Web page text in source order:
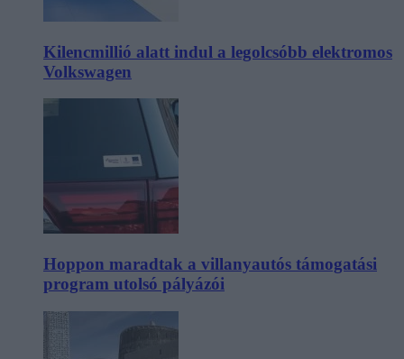
Kilencmillió alatt indul a legolcsóbb elektromos
Volkswagen
Hoppon maradtak a villanyautós támogatási
program utolsó pályázói